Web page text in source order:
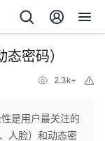
密码）
2.3k+
是用户最关注的
人脸）和动态密